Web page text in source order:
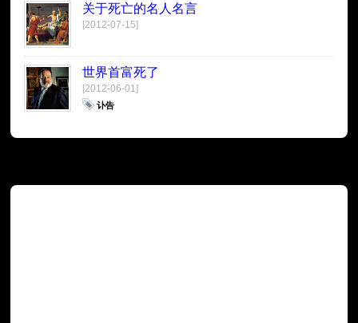
关于死亡的名人名言
[2012-07-15]
世界首富死了
[2012-06-01]
讣告